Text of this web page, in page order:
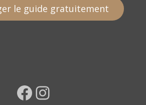
le guide gratuitement
Facebook Instagram